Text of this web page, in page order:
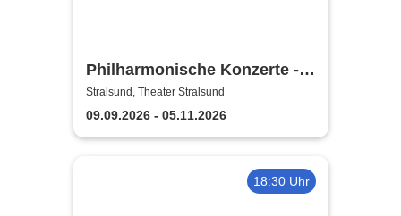
Philharmonische Konzerte -
Theater Vorpommern
Stralsund, Theater Stralsund
09.09.2026 - 05.11.2026
18:30 Uhr